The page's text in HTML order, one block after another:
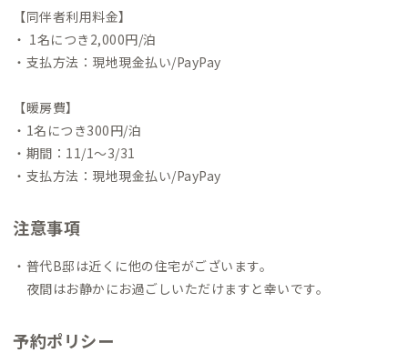
【同伴者利用料金】
・ 1名につき2,000円/泊
・支払方法：現地現金払い/PayPay
【暖房費】
・1名につき300円/泊
・期間：11/1～3/31
・支払方法：現地現金払い/PayPay
注意事項
・普代B邸は近くに他の住宅がございます。
夜間はお静かにお過ごしいただけますと幸いです。
予約ポリシー